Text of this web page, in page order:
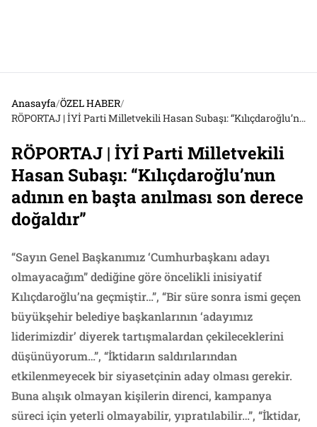
Anasayfa/ÖZEL HABER/
RÖPORTAJ | İYİ Parti Milletvekili Hasan Subaşı: “Kılıçdaroğlu’nun adının en başta anılması son derece doğaldır”
RÖPORTAJ | İYİ Parti Milletvekili
Hasan Subaşı: “Kılıçdaroğlu’nun
adının en başta anılması son derece
doğaldır”
“Sayın Genel Başkanımız ‘Cumhurbaşkanı adayı
olmayacağım” dediğine göre öncelikli inisiyatif
Kılıçdaroğlu’na geçmiştir…”, “Bir süre sonra ismi geçen
büyükşehir belediye başkanlarının ‘adayımız
liderimizdir’ diyerek tartışmalardan çekileceklerini
düşünüyorum…”, “İktidarın saldırılarından
etkilenmeyecek bir siyasetçinin aday olması gerekir.
Buna alışık olmayan kişilerin direnci, kampanya
süreci için yeterli olmayabilir, yıpratılabilir…”, “İktidar,